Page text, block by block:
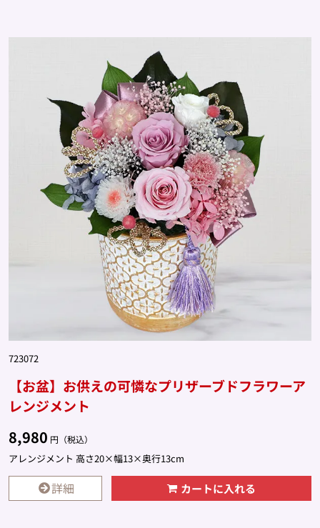
723072
【お盆】お供えの可憐なプリザーブドフラワーア
レンジメント
8,980 円（税込）
アレンジメント 高さ20×幅13×奥行13cm
詳細 カートに入れる